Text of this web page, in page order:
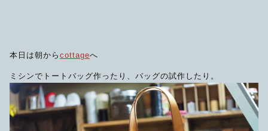
本日は朝から cottageへ
ミシンでトートバッグ作ったり、バッグの試作したり。
アパレル・ステッカー
その他